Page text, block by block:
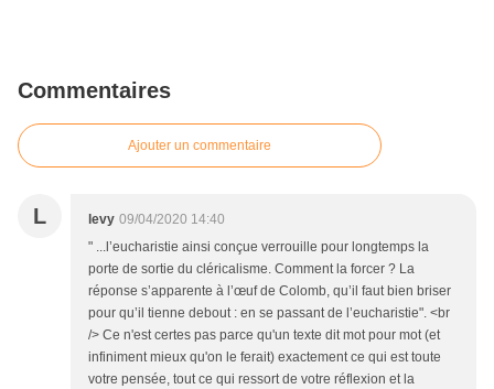
Commentaires
Ajouter un commentaire
L levy 09/04/2020 14:40
" ...l’eucharistie ainsi conçue verrouille pour longtemps la
porte de sortie du cléricalisme. Comment la forcer ? La
réponse s’apparente à l’œuf de Colomb, qu’il faut bien briser
pour qu’il tienne debout : en se passant de l’eucharistie". <br
/> Ce n'est certes pas parce qu'un texte dit mot pour mot (et
infiniment mieux qu'on le ferait) exactement ce qui est toute
votre pensée, tout ce qui ressort de votre réflexion et la